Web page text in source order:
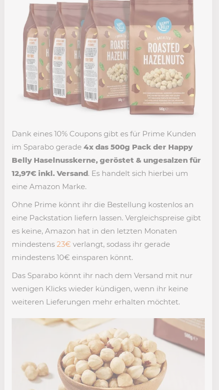
Dank eines 10% Coupons gibt es für Prime Kunden
im Sparabo gerade 4x das 500g Pack der Happy
Belly Haselnusskerne, geröstet & ungesalzen für
12,97€ inkl. Versand. Es handelt sich hierbei um
eine Amazon Marke.
Ohne Prime könnt ihr die Bestellung kostenlos an
eine Packstation liefern lassen. Vergleichspreise gibt
es keine, Amazon hat in den letzten Monaten
mindestens 23€ verlangt, sodass ihr gerade
mindestens 10€ einsparen könnt.
Das Sparabo könnt ihr nach dem Versand mit nur
wenigen Klicks wieder kündigen, wenn ihr keine
weiteren Lieferungen mehr erhalten möchtet.